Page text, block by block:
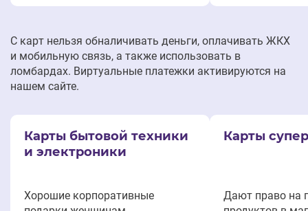
С карт нельзя обналичивать деньги, оплачивать ЖКХ
и мобильную связь, а также использовать в
ломбардах. Виртуальные платежки активируются на
нашем сайте.
Карты бытовой техники
и электроники
Хорошие корпоративные
Карты
Дают право на